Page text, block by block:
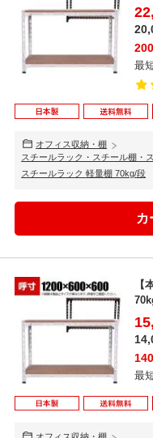
200
最
オフィス収納・棚
スチールラック・スチール棚・
スチールラック 軽量棚 70kg/段
【
140
最